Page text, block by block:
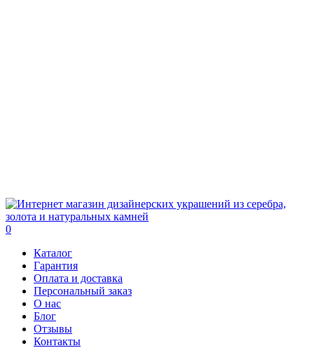
0
Каталог
Гарантия
Оплата и доставка
Персональный заказ
О нас
Блог
Отзывы
Контакты